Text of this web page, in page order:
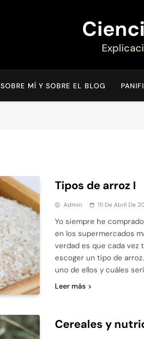
SOBRE MÍ Y SOBRE EL BLOG
Tipos de arroz I
Admin 15 De Abril De
Yo siempre he
en los supermercados
verdad es que cada vez
escoger un tipo de
uno de ellos y cuáles
Leer más
Cereales y